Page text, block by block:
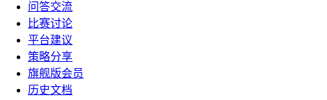
问答交流
比赛讨论
平台建议
策略分享
旗舰版会员
历史文档